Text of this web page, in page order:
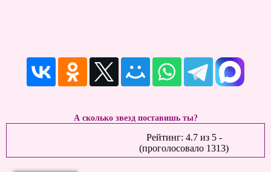
А сколько звезд поставишь ты?
Рейтинг: 4.7из 5-
(проголосовало 1313)